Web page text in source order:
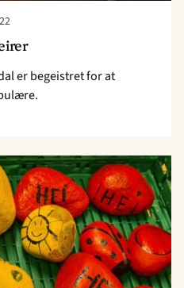
er begeistret for at
Read
article
"Kreative
jenter
på
Konsmo"